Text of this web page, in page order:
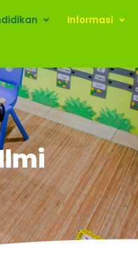
Informasi